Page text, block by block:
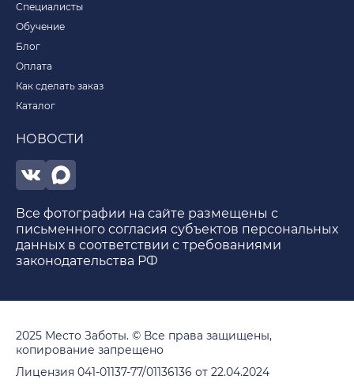
Специалисты
Обучение
Блог
Оплата
Как сделать заказ
Каталог
НОВОСТИ
Все фотографии на сайте размещены с
письменного согласия субъектов персональных
данных в соответствии с требованиями
законодательства РФ
2025 Место Заботы. © Все права защищены,
копирование запрещено
Лицензия 041-01137-77/01136136 от 22.04.2024